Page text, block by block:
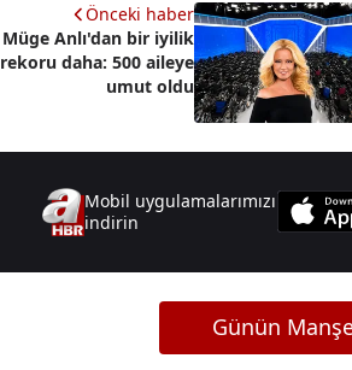
Önceki haber
Müge Anlı'dan bir iyilik
rekoru daha: 500 aileye
umut oldu
Mobil uygulamalarımızı
indirin
Günün